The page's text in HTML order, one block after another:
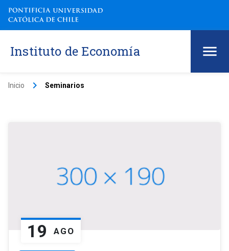
Instituto de Economía
Inicio keyboard_arrow_right Seminarios
19 AGO